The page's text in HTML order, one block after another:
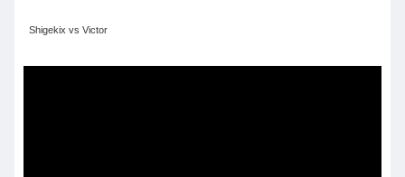
Shigekix vs Victor